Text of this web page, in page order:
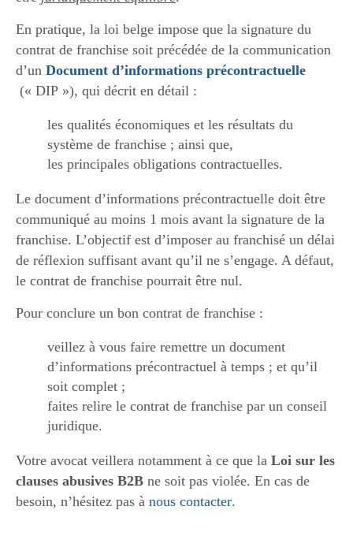
En pratique, la loi belge impose que la signature du
contrat de franchise soit précédée de la communication
d’un Document d’informations précontractuelle
(« DIP »), qui décrit en détail :
les qualités économiques et les résultats du
système de franchise ; ainsi que,
les principales obligations contractuelles.
Le document d’informations précontractuelle doit être
communiqué au moins 1 mois avant la signature de la
franchise. L’objectif est d’imposer au franchisé un délai
de réflexion suffisant avant qu’il ne s’engage. A défaut,
le contrat de franchise pourrait être nul.
Pour conclure un bon contrat de franchise :
veillez à vous faire remettre un document
d’informations précontractuel à temps ; et qu’il
soit complet ;
faites relire le contrat de franchise par un conseil
juridique.
Votre avocat veillera notamment à ce que la Loi sur les
clauses abusives B2B ne soit pas violée. En cas de
besoin, n’hésitez pas à nous contacter.